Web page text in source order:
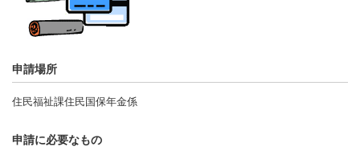
申請場所
住民福祉課住民国保年金係
申請に必要なもの